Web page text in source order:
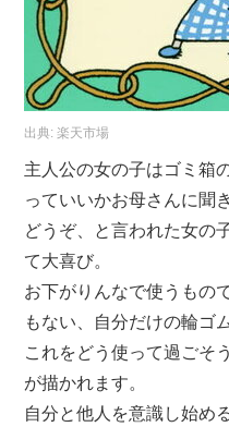
出典:楽天市場
主人公の女の子はゴミ箱
っていいかお母さんに聞
どうぞ、と言われた女の
て大喜び。
お下がりんなで使うもの
もない、自分だけの輪ゴム
これをどう使って過ごそ
が描かれます。
自分と他人を意識し始め